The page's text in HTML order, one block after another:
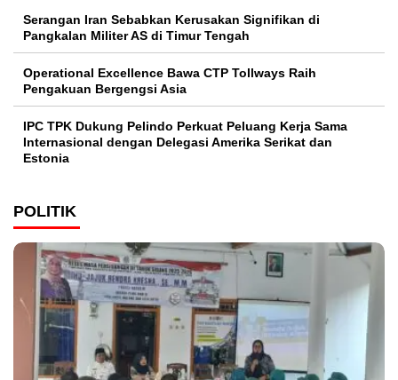
Serangan Iran Sebabkan Kerusakan Signifikan di
Pangkalan Militer AS di Timur Tengah
Operational Excellence Bawa CTP Tollways Raih
Pengakuan Bergengsi Asia
IPC TPK Dukung Pelindo Perkuat Peluang Kerja Sama
Internasional dengan Delegasi Amerika Serikat dan
Estonia
POLITIK